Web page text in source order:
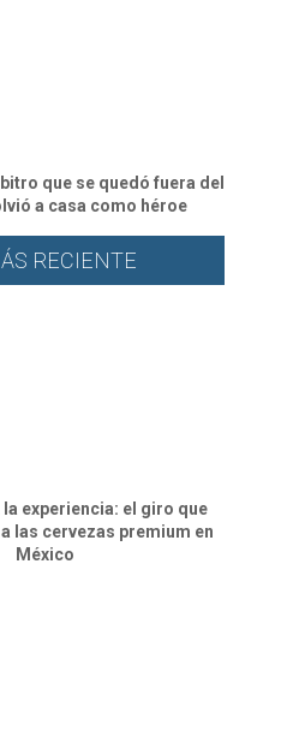
que se quedó fuera del
a casa como héroe
RECIENTE
la experiencia: el giro que
las cervezas premium en
México